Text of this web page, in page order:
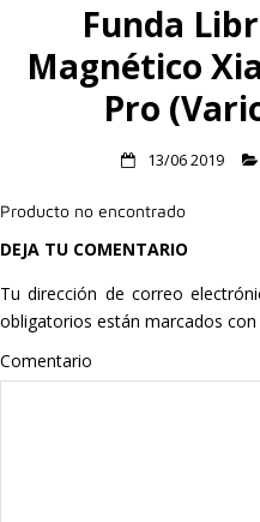
Alimentación
Hogar
Informática
Listas
Funda
Magnético
Pro
13/06 2019
Producto no encontrado
DEJA TU COMENTARIO
Tu dirección de correo
obligatorios están marcados con
Comentario